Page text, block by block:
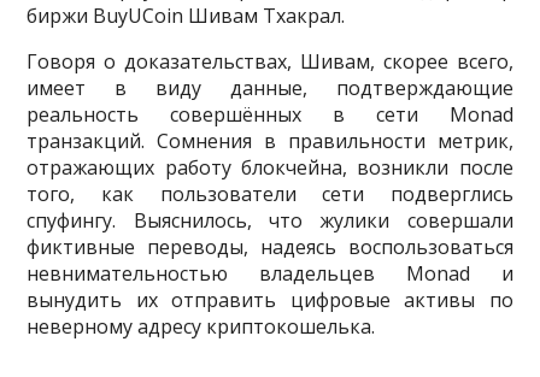
биржи BuyUCoin Шивам Тхакрал.
Говоря о доказательствах, Шивам, скорее всего,
имеет в виду данные, подтверждающие
реальность совершённых в сети Monad
транзакций. Сомнения в правильности метрик,
отражающих работу блокчейна, возникли после
того, как пользователи сети подверглись
спуфингу. Выяснилось, что жулики совершали
фиктивные переводы, надеясь воспользоваться
невнимательностью владельцев Monad и
вынудить их отправить цифровые активы по
неверному адресу криптокошелька.